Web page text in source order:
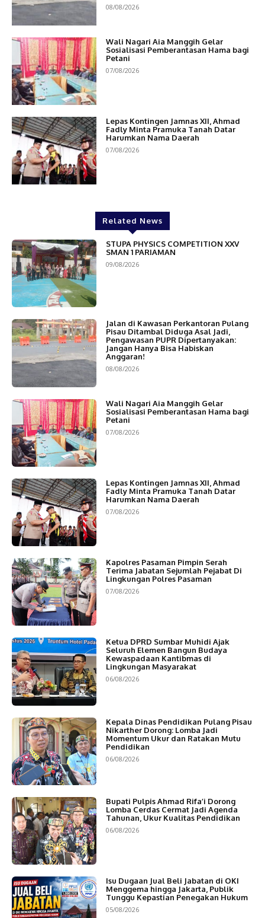
08/08/2026
Wali Nagari Aia Manggih Gelar
Sosialisasi Pemberantasan Hama bagi
Petani
07/08/2026
Lepas Kontingen Jamnas XII, Ahmad
Fadly Minta Pramuka Tanah Datar
Harumkan Nama Daerah
07/08/2026
Related News
STUPA PHYSICS COMPETITION XXV
SMAN 1 PARIAMAN
09/08/2026
Jalan di Kawasan Perkantoran Pulang
Pisau Ditambal Diduga Asal Jadi,
Pengawasan PUPR Dipertanyakan:
Jangan Hanya Bisa Habiskan
Anggaran!
08/08/2026
Wali Nagari Aia Manggih Gelar
Sosialisasi Pemberantasan Hama bagi
Petani
07/08/2026
Lepas Kontingen Jamnas XII, Ahmad
Fadly Minta Pramuka Tanah Datar
Harumkan Nama Daerah
07/08/2026
Kapolres Pasaman Pimpin Serah
Terima Jabatan Sejumlah Pejabat Di
Lingkungan Polres Pasaman
07/08/2026
Ketua DPRD Sumbar Muhidi Ajak
Seluruh Elemen Bangun Budaya
Kewaspadaan Kantibmas di
Lingkungan Masyarakat
06/08/2026
Kepala Dinas Pendidikan Pulang Pisau
Nikarther Dorong: Lomba Jadi
Momentum Ukur dan Ratakan Mutu
Pendidikan
06/08/2026
Bupati Pulpis Ahmad Rifa’i Dorong
Lomba Cerdas Cermat Jadi Agenda
Tahunan, Ukur Kualitas Pendidikan
06/08/2026
Isu Dugaan Jual Beli Jabatan di OKI
Menggema hingga Jakarta, Publik
Tunggu Kepastian Penegakan Hukum
05/08/2026